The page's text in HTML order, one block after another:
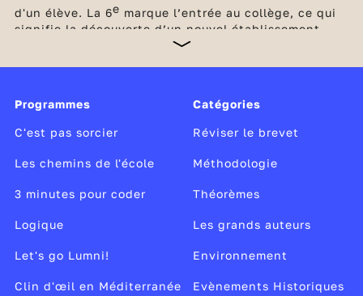
d'un élève. La 6e marque l’entrée au collège, ce qui
signifie la découverte d’un nouvel établissement,
d’une nouvelle organisation avec un emploi du
préparés à ce changement dès le début du cycle de
consolidation, le cycle 3, c’est-à-dire en CM1, puis
en CM2.
Programmes
C'est pas sorcier
Les chemins de l'école
3 minutes pour coder
Logique
Let's go Lumni!
Clin d'œil en Méditerranée
Catégories
Réviser le brevet
Méthodologie
Théorèmes
Les grands auteurs
Environnement
Evènements Historiques